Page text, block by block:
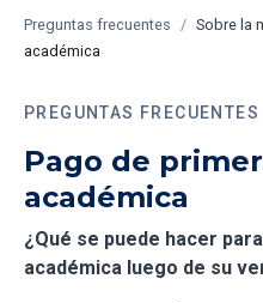
Preguntas frecuentes / Sobre la
académica
PREGUNTAS FRECUENTES
Pago de
académica
¿Qué se puede hacer
académica luego de su